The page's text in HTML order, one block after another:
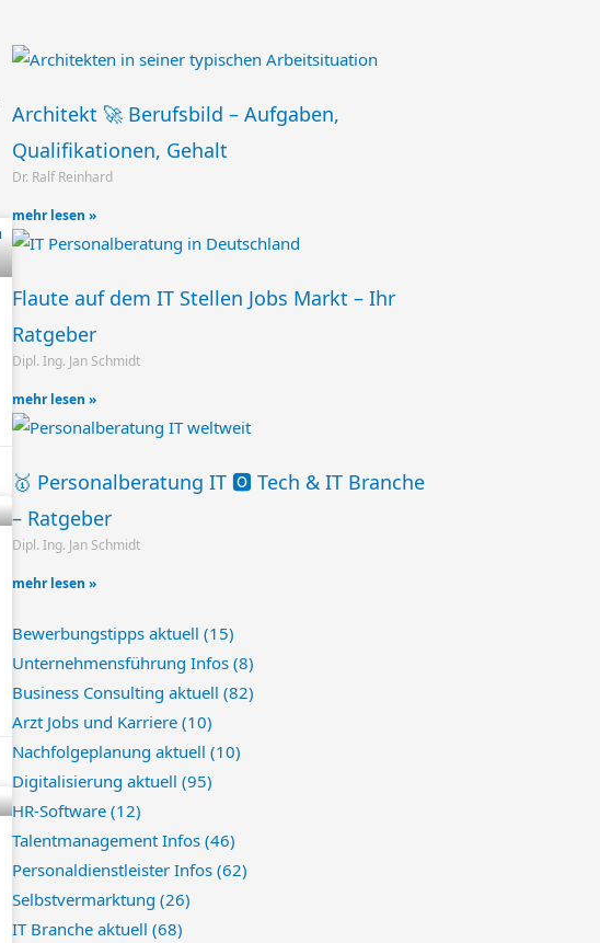
Architekt 🚀 Berufsbild – Aufgaben,
Qualifikationen, Gehalt
Dr. Ralf Reinhard
mehr lesen »
Flaute auf dem IT Stellen Jobs Markt – Ihr
Ratgeber
Dipl. Ing. Jan Schmidt
mehr lesen »
🥇 Personalberatung IT 🅾️ Tech & IT Branche
– Ratgeber
Dipl. Ing. Jan Schmidt
mehr lesen »
Bewerbungstipps aktuell (15)
Unternehmensführung Infos (8)
Business Consulting aktuell (82)
Arzt Jobs und Karriere (10)
Nachfolgeplanung aktuell (10)
Digitalisierung aktuell (95)
HR-Software (12)
Talentmanagement Infos (46)
Personaldienstleister Infos (62)
Selbstvermarktung (26)
IT Branche aktuell (68)